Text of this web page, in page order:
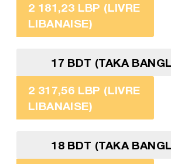
2 181,23 LBP (LIVRE
LIBANAISE)
17 BDT (TAKA
2 317,56 LBP (LIVRE
LIBANAISE)
18 BDT (TAKA